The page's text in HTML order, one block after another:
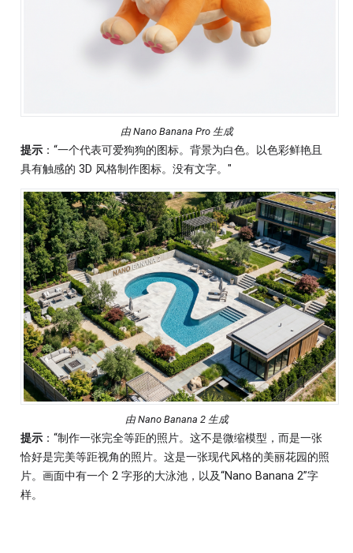
由 Nano Banana Pro 生成
提示 ：“一个代表可爱狗狗的图标。背景为白色。以色彩鲜艳且
具有触感的 3D 风格制作图标。没有文字。"
由 Nano Banana 2 生成
提示 ：“制作一张完全等距的照片。这不是微缩模型，而是一张
恰好是完美等距视角的照片。这是一张现代风格的美丽花园的照
片。画面中有一个 2 字形的大泳池，以及“Nano Banana 2”字
样。